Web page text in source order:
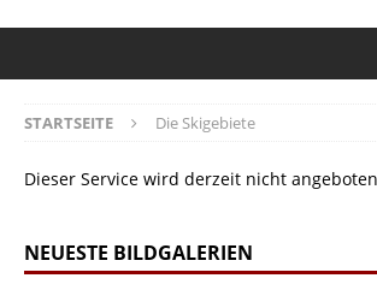
STARTSEITE Die Skigebiete
Dieser Service wird derzeit nicht
NEUESTE BILDGALERIEN